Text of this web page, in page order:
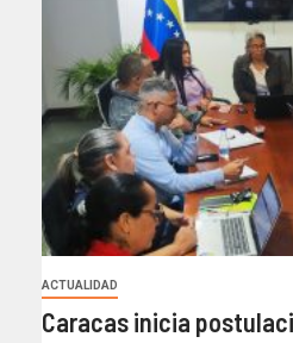
ACTUALIDAD
Caracas inicia